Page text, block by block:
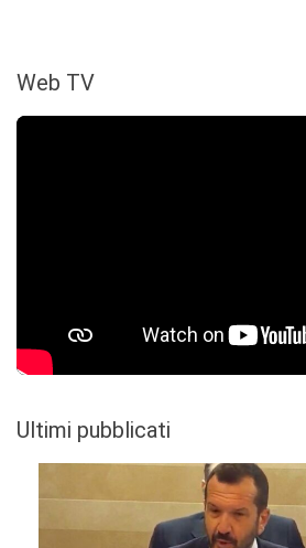
Web TV
Ultimi pubblicati